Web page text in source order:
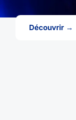
Découvrir →